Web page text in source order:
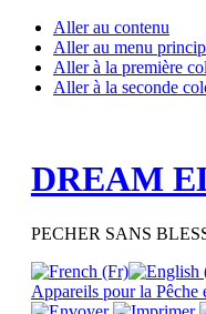
Aller au contenu
Aller au menu
Aller à la première
Aller à la seconde
DREAM
PECHER SANS
Appareils pour la Pêche